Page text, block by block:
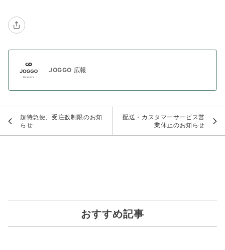
JOGGO 広報
超特急便、受注数制限のお知
らせ
配送・カスタマーサービス営
業休止のお知らせ
おすすめ記事